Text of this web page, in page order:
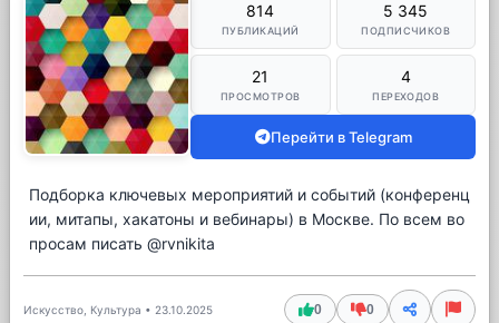
814
ПУБЛИКАЦИЙ
5 345
ПОДПИСЧИКОВ
21
ПРОСМОТРОВ
4
ПЕРЕХОДОВ
Перейти в Telegram
Подборка ключевых мероприятий и событий (конференц
ии, митапы, хакатоны и вебинары) в Москве. По всем во
просам писать @rvnikita
Искусство, Культура • 23.10.2025 0 0